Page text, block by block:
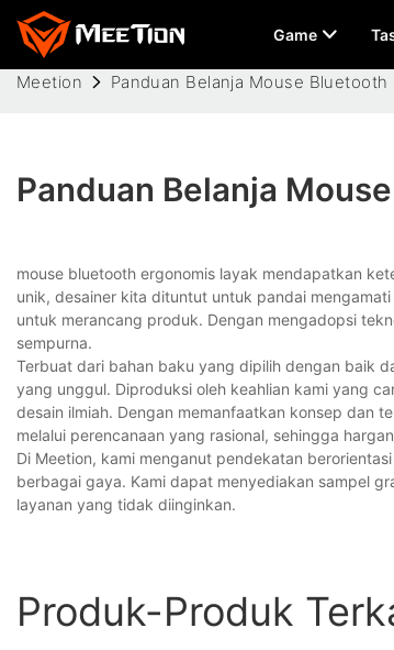
Game
Meetion Panduan Belanja Mouse
Panduan Belanja
mouse bluetooth ergonomis layak mendapatkan
unik, desainer kita dituntut untuk pandai
untuk merancang produk. Dengan mengadopsi
sempurna.
Terbuat dari bahan baku yang dipilih dengan baik
yang unggul. Diproduksi oleh keahlian kami yang
desain ilmiah. Dengan memanfaatkan konsep dan
melalui perencanaan yang rasional, sehingga
Di Meetion, kami menganut pendekatan
berbagai gaya. Kami dapat menyediakan sampel
layanan yang tidak diinginkan.
Produk-Produk